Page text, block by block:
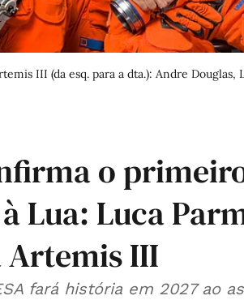
III (da esq. para a dta.): Andre
o
Lua: Luca
III
fará história em 2027 ao